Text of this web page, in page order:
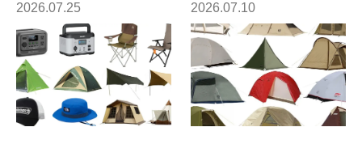
2026.07.25 2026.07.10